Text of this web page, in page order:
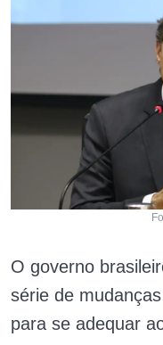
O governo
série de
para se adequar